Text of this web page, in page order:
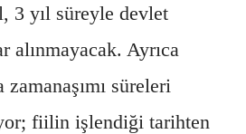
3 yıl süreyle devlet
alınmayacak. Ayrıca
süreleri
fiilin işlendiği tarihten